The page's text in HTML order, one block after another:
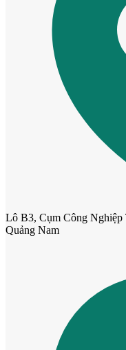
Cửa
Lô B3, Cụm Công
Quảng Nam